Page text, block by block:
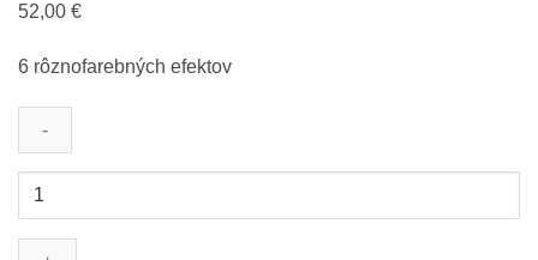
52,00 €
6 rôznofarebných efektov
množstvo
varhany